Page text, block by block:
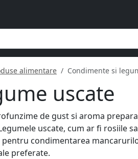
alimentare Condimente si
uscate
de gust si aroma
uscate, cum ar fi rosiile
condimentarea
preferate.